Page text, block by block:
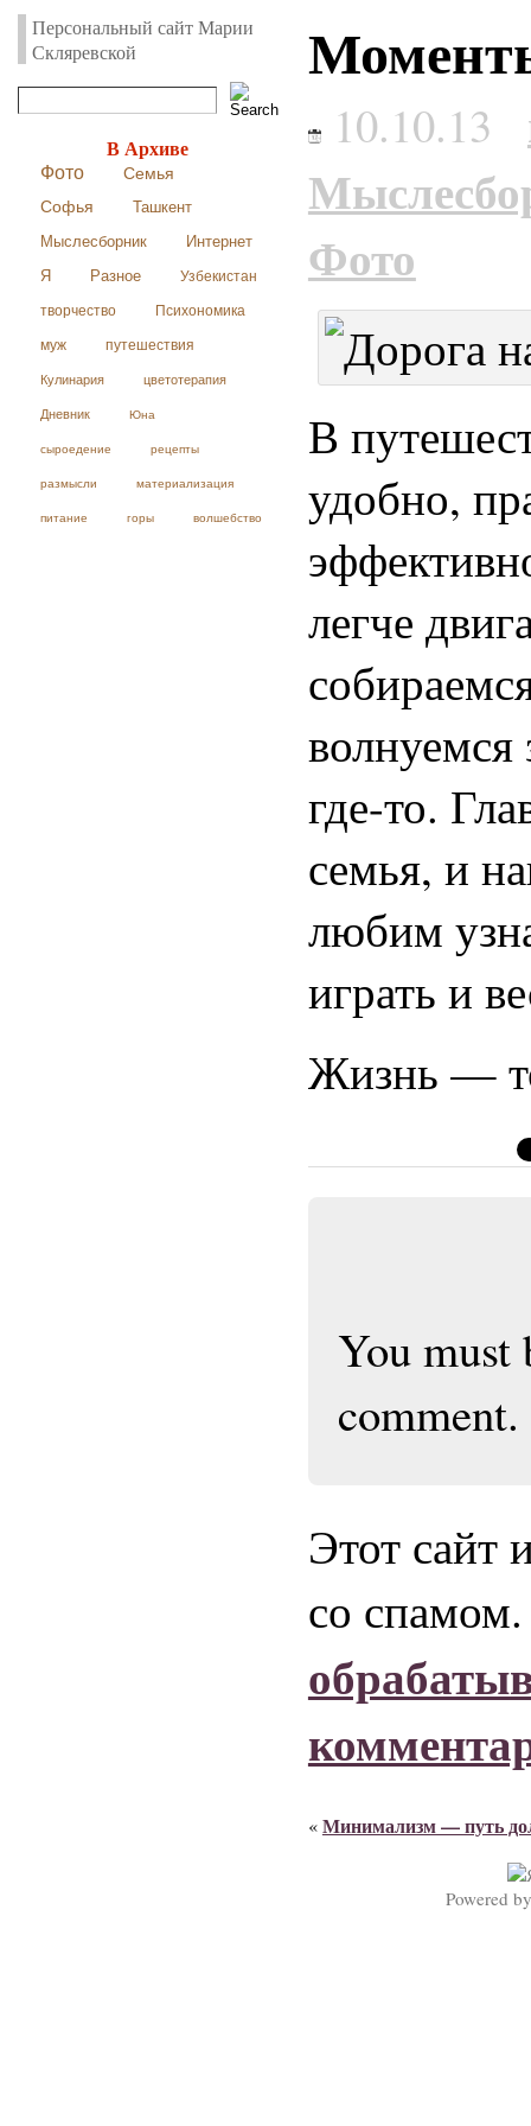
Персональный сайт Марии
Скляревской
В Архиве
Фото Семья
Софья
Ташкент
Мыслесборник
Интернет
Я Разное Узбекистан
творчество Психономика
муж путешествия
Кулинария цветотерапия
Дневник Юна
сыроедение рецепты
размысли материализация
питание горы волшебство
10.10.13
Фото
В
удобно,
легче
волнуемся
где-то.
семья, и
любим
играть и
Жизнь —
You must
comment.
Этот сайт
со
«Минимализм — путь
Powered